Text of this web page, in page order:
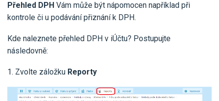
Fakturace
Online daňová evidence
Online fakturace
Přehled DPH Vám může být nápomocen například při
kontrole či u podávání přiznání k DPH.
Kde naleznete přehled DPH v iÚčtu? Postupujte
následovně:
1. Zvolte záložku Reporty